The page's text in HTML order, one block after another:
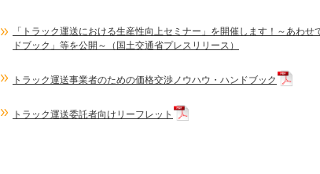
「トラック運送における生産性向上セミナー」を開催します！～あわ
ドブック」等を公開～（国土交通省プレスリリース）
トラック運送事業者のための価格交渉ノウハウ・ハンドブック
トラック運送委託者向けリーフレット